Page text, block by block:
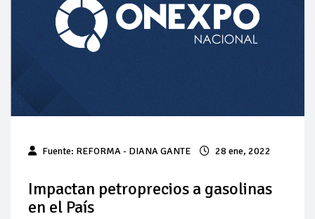
Pierde Pemex 71 millones de pesos al día por
"procesadoras" ilegales
Incertidumbre regulatoria pone a prueba las inversiones de
las Estaciones de Servicio familiares
espera estabilización del mercado
Baja 5% más el precio internacional del crudo por posible
acuerdo de paz
Fuente: REFORMA - DIANA GANTE 28 ene, 2022
Impactan petroprecios a gasolinas
en el País